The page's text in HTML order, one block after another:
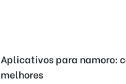
Aplicativos para namoro:
melhores